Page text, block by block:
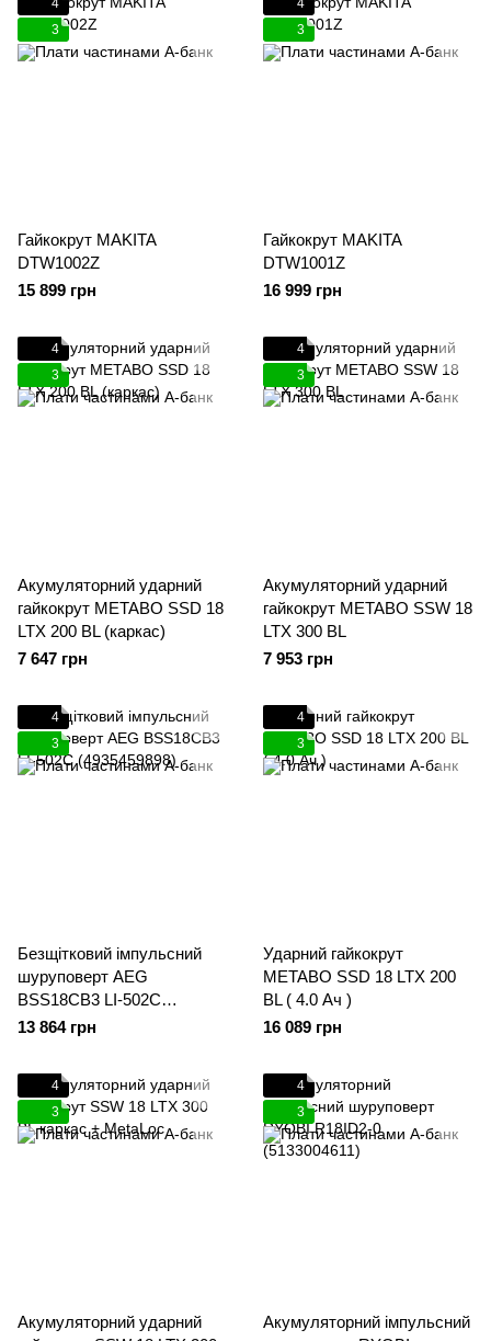
4
3
Гайкокрут MAKITA
DTW1002Z
15 899 грн
4
3
Гайкокрут MAKITA
DTW1001Z
16 999 грн
4
3
Акумуляторний ударний
гайкокрут METABO SSD 18
LTX 200 BL (каркас)
7 647 грн
4
3
Акумуляторний ударний
гайкокрут METABO SSW 18
LTX 300 BL
7 953 грн
4
3
Безщітковий імпульсний
шуруповерт AEG
BSS18CB3 LI-502C
(4935459898)
13 864 грн
4
3
Ударний гайкокрут
METABO SSD 18 LTX 200
BL ( 4.0 Ач )
16 089 грн
4
3
Акумуляторний ударний
4
3
Акумуляторний імпульсний